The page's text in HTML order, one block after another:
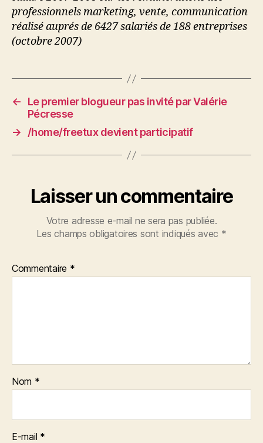
professionnels marketing, vente, communication
réalisé auprés de 6427 salariés de 188 entreprises
(octobre 2007)
←
Le premier blogueur pas invité par Valérie
Pécresse
→
/home/freetux devient participatif
Laisser un commentaire
Votre adresse e-mail ne sera pas publiée.
Les champs obligatoires sont indiqués avec *
Commentaire *
Nom *
E-mail *